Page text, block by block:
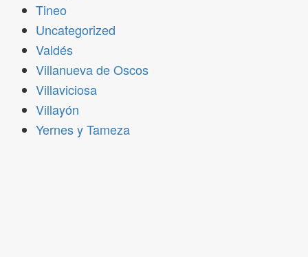
Tineo
Uncategorized
Valdés
Villanueva de Oscos
Villaviciosa
Villayón
Yernes y Tameza